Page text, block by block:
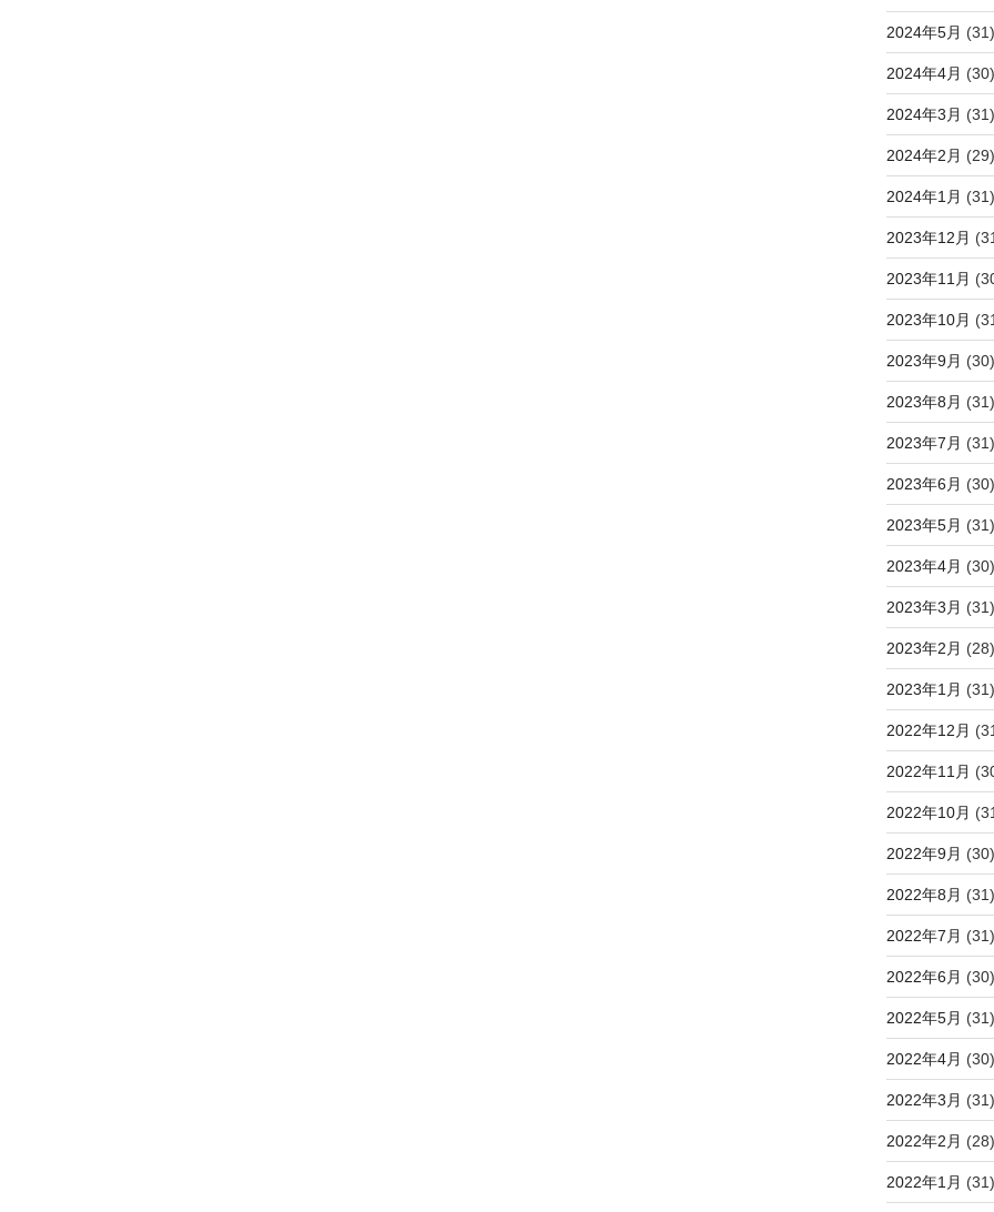
2024年5月 (31)
2024年4月 (30)
2024年3月 (31)
2024年2月 (29)
2024年1月 (31)
2023年12月
2023年11月
2023年10月
2023年9月 (30)
2023年8月 (31)
2023年7月 (31)
2023年6月 (30)
2023年5月 (31)
2023年4月 (30)
2023年3月 (31)
2023年2月 (28)
2023年1月 (31)
2022年12月
2022年11月
2022年10月
2022年9月 (30)
2022年8月 (31)
2022年7月 (31)
2022年6月 (30)
2022年5月 (31)
2022年4月 (30)
2022年3月 (31)
2022年2月 (28)
2022年1月 (31)